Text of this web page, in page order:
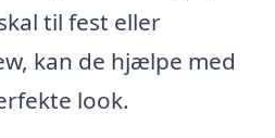
til fest eller
kan de hjælpe med
look.